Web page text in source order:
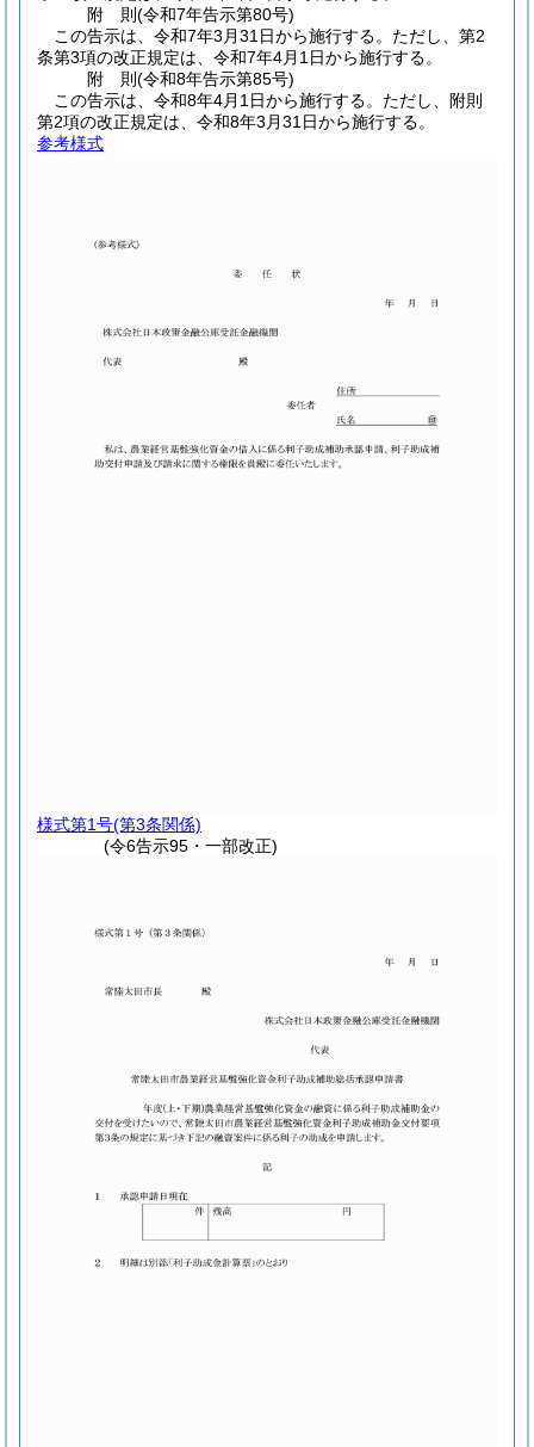
附 則(令和7年告示第80号)
この告示は、令和7年3月31日から施行する。 ただし、第2
条第3項の改正規定は、令和7年4月1日から施行する。
附 則(令和8年告示第85号)
この告示は、令和8年4月1日から施行する。 ただし、附則
第2項の改正規定は、令和8年3月31日から施行する。
参考様式
様式第1号(第3条関係)
(令6告示95・一部改正)